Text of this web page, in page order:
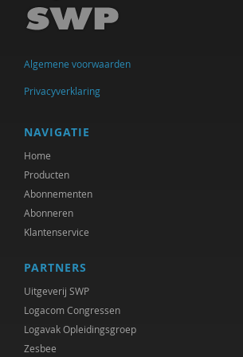
Joachim Duyndam
Maxime Essers
Dr. Gaby Jacobs
Bert Garssen
Marjorieke Glaudemans
Andrè Hielkema
Heleen Hörmann
Machteld Huber
Gaby Jacobs
Ruben Jacobs
Algemene voorwaarden
Privacyverklaring
NAVIGATIE
Home
Producten
Abonnementen
Abonneren
Klantenservice
PARTNERS
Uitgeverij SWP
Logacom Congressen
Logavak Opleidingsgroep
Zesbee